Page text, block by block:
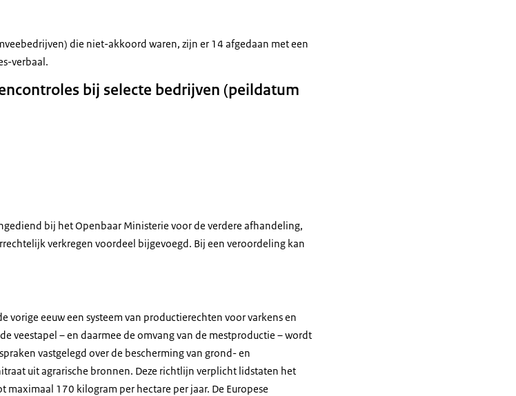
die niet-akkoord waren, zijn er 14 afgedaan met een
verbaal.
bij selecte bedrijven (peildatum
bij het Openbaar Ministerie voor de verdere afhandeling,
verkregen voordeel bijgevoegd. Bij een veroordeling kan
vorige eeuw een systeem van productierechten voor varkens en
veestapel – en daarmee de omvang van de mestproductie – wordt
vastgelegd over de bescherming van grond- en
uit agrarische bronnen. Deze richtlijn verplicht lidstaten het
170 kilogram per hectare per jaar. De Europese